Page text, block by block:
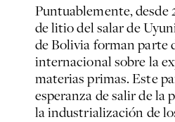
Puntuablemente, desde
de litio del salar de
de Bolivia forman parte
internacional sobre la
materias primas. Este
esperanza de salir de la
la industrialización de